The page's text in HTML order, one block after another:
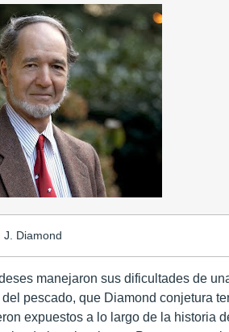
J. Diamond
manejaron sus dificultades de
pescado, que Diamond conjetura
expuestos a lo largo de la historia